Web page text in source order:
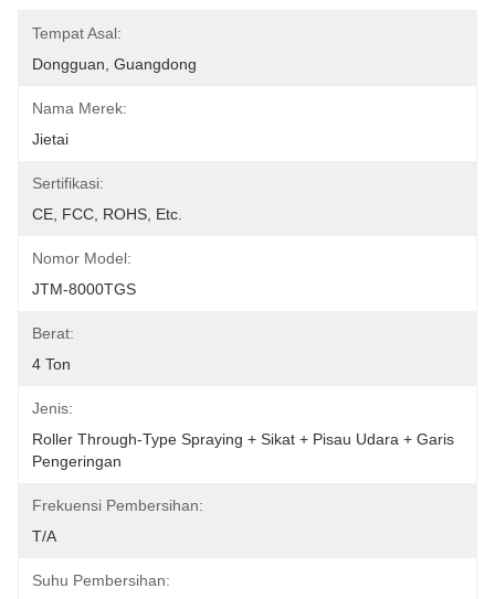
Tempat Asal:
Dongguan, Guangdong
Nama Merek:
Jietai
Sertifikasi:
CE, FCC, ROHS, Etc.
Nomor Model:
JTM-8000TGS
Berat:
4 Ton
Jenis:
Roller Through-Type Spraying + Sikat + Pisau Udara + Garis
Pengeringan
Frekuensi Pembersihan:
T/A
Suhu Pembersihan: